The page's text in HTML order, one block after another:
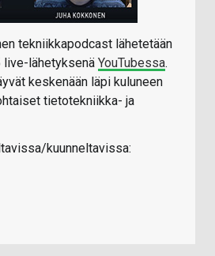
tekniikkapodcast lähetetään
live-lähetyksenä YouTubessa.
keskenään läpi kuluneen
tietotekniikka- ja
kuunneltavissa: